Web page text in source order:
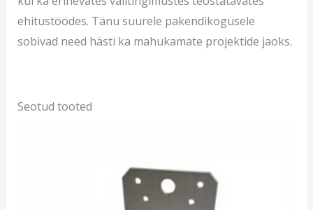
ehitustöödes. Tänu suurele pakendikogusele
sobivad need hästi ka mahukamate projektide jaoks.
Seotud tooted